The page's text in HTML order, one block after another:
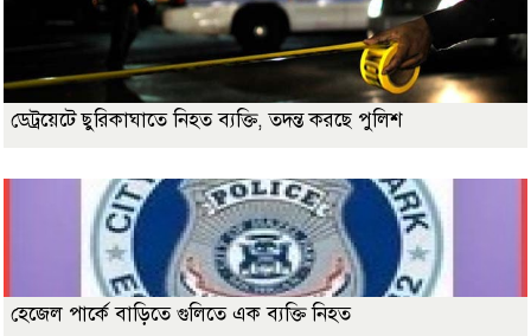
ডেট্রয়েটে ছুরিকাঘাতে নিহত ব্যক্তি, তদন্ত করছে পুলিশ
হেজেল পার্কে বাড়িতে গুলিতে এক ব্যক্তি নিহত